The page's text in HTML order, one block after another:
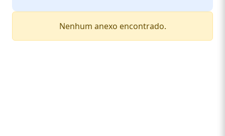
Nenhum anexo encontrado.